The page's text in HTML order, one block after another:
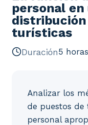
personal
turísticas
Duración5 horas
Analizar los
de puestos de
personal